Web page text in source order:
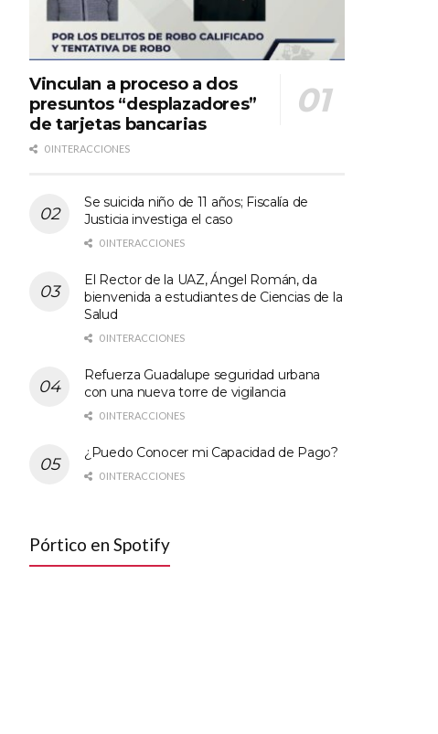
Vinculan a proceso a dos
presuntos “desplazadores”
de tarjetas bancarias
0 INTERACCIONES
Se suicida niño de 11 años; Fiscalía de
Justicia investiga el caso
0 INTERACCIONES
El Rector de la UAZ, Ángel Román, da
bienvenida a estudiantes de Ciencias de la
Salud
0 INTERACCIONES
Refuerza Guadalupe seguridad urbana
con una nueva torre de vigilancia
0 INTERACCIONES
¿Puedo Conocer mi Capacidad de Pago?
0 INTERACCIONES
Pórtico en Spotify